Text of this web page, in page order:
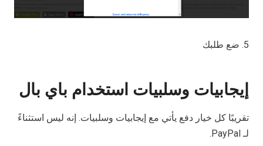
5. ضع طلبك
إيجابيات وسلبيات استخدام باي بال
تقريبًا كل خيار دفع يأتي مع إيجابيات وسلبيات. إنه ليس استثناءً
لـ PayPal.